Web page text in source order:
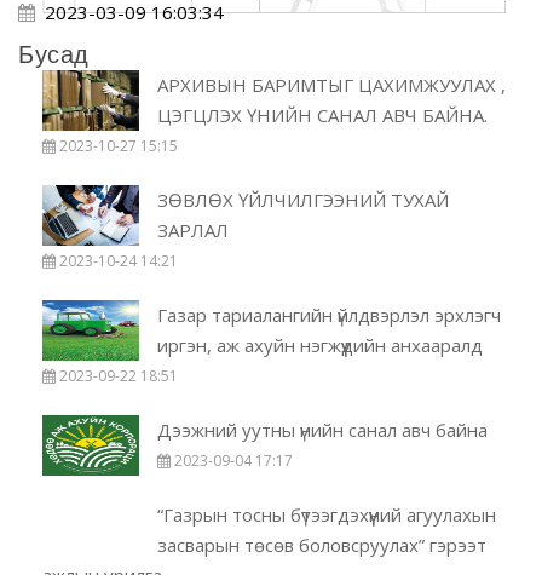
2023-03-09 16:03:34
Бусад
АРХИВЫН БАРИМТЫГ ЦАХИМЖУУЛАХ ,
ЦЭГЦЛЭХ ҮНИЙН САНАЛ АВЧ БАЙНА.
2023-10-27 15:15
ЗӨВЛӨХ ҮЙЛЧИЛГЭЭНИЙ ТУХАЙ
ЗАРЛАЛ
2023-10-24 14:21
Газар тариалангийн үйлдвэрлэл эрхлэгч
иргэн, аж ахуйн нэгжүүдийн анхааралд
2023-09-22 18:51
Дээжний уутны үнийн санал авч байна
2023-09-04 17:17
“Газрын тосны бүтээгдэхүүний агуулахын
засварын төсөв боловсруулах” гэрээт